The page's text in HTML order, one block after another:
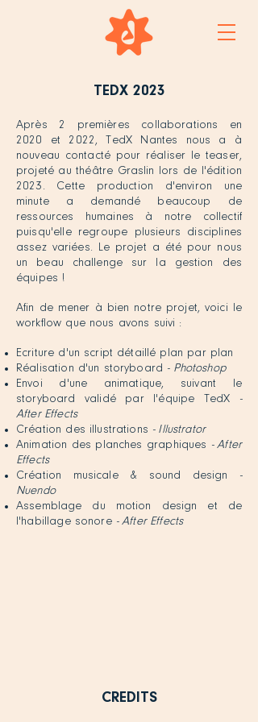
TEDX 2023
Après 2 premières collaborations en
2020 et 2022, TedX Nantes nous a à
nouveau contacté pour réaliser le teaser,
projeté au théâtre Graslin lors de l'édition
2023. Cette production d'environ une
minute a demandé beaucoup de
ressources humaines à notre collectif
puisqu'elle regroupe plusieurs disciplines
assez variées. Le projet a été pour nous
un beau challenge sur la gestion des
équipes !
Afin de mener à bien notre projet, voici le
workflow que nous avons suivi :
Ecriture d'un script détaillé plan par plan
Réalisation d'un storyboard - Photoshop
Envoi d'une animatique, suivant le
storyboard validé par l'équipe TedX -
After Effects
Création des illustrations - Illustrator
Animation des planches graphiques - After
Effects
Création musicale & sound design -
Nuendo
Assemblage du motion design et de
l'habillage sonore - After Effects
CREDITS